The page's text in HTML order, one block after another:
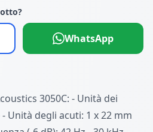
WhatsApp
3050C: - Unità dei
- Unità degli acuti: 1 x 22 mm